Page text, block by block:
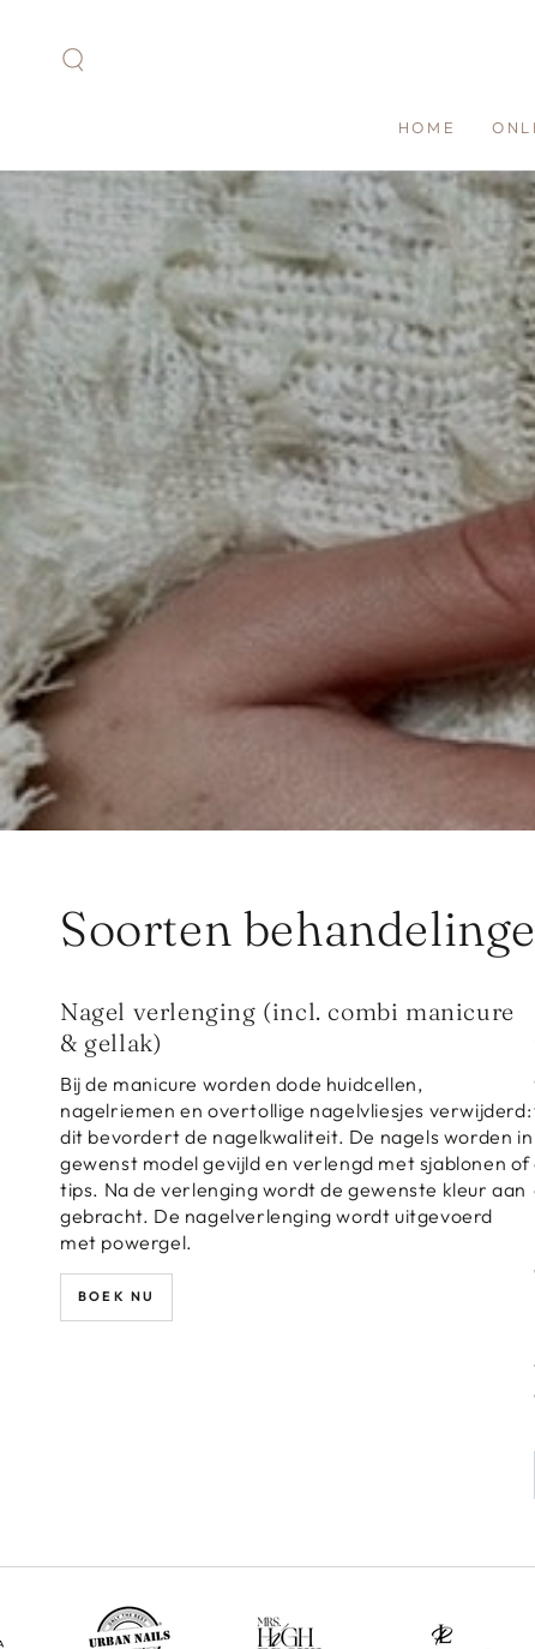
HOME
Soorten
Nagel verlenging (incl. combi manicure
& gellak)
Bij de manicure worden dode huidcellen,
nagelriemen en overtollige nagelvliesjes verwijderd:
dit bevordert de nagelkwaliteit. De nagels worden in
gewenst model gevijld en verlengd met sjablonen of
tips. Na de verlenging wordt de gewenste kleur aan
gebracht. De nagelverlenging wordt uitgevoerd
met powergel.
BOEK NU